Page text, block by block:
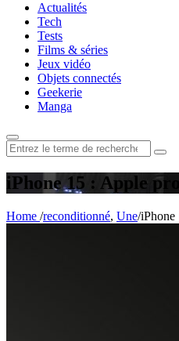
Actualités
Tech
Tests
Films & séries
Jeux vidéo
Objets connectés
Geekerie
Manga
Rechercher
:
iPhone 15 : Apple
Home /reconditionné, Une/iPhone